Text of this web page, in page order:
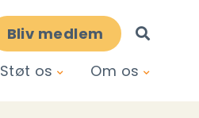
Bliv medlem
Støt os Om os